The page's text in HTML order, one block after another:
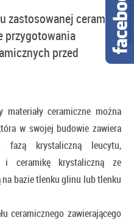
zastosowanej ceramiki
przygotowania
przed
materiały ceramiczne można
w swojej budowie zawiera
fazą krystaliczną leucytu,
ceramikę krystaliczną ze
bazie tlenku glinu lub tlenku
ceramicznego zawierającego